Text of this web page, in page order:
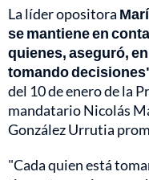
La líder opositora
se mantiene en
quienes, aseguró,
tomando
del 10 de enero de la
mandatario Nicolás
González Urrutia
"Cada quien está